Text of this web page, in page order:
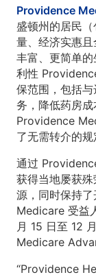
Providence
盛顿州的居民
量、经济实惠
丰富、更简单
利性
保范围，包括
务，降低药房成
Providence
了无需转介的规
通过
获得当地屡获
源，同时保持
Medicare 受益
月 15 日至 12
Medicare
“Providence